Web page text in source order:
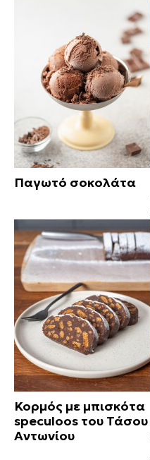
Παγωτό σοκολάτα
Κορμός με μπισκότα
speculoos του Τάσου
Αντωνίου